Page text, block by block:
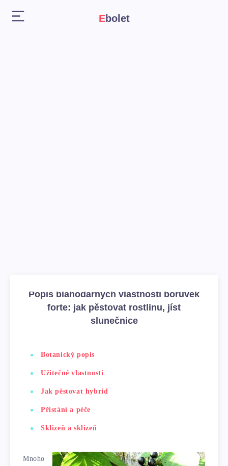
Ebolet
Popis blahodárných vlastností borůvek
forte: jak pěstovat rostlinu, jíst
slunečnice
Botanický popis
Užitečné vlastnosti
Jak pěstovat hybrid
Přistání a péče
Sklizeň a sklizeň
Mnoho